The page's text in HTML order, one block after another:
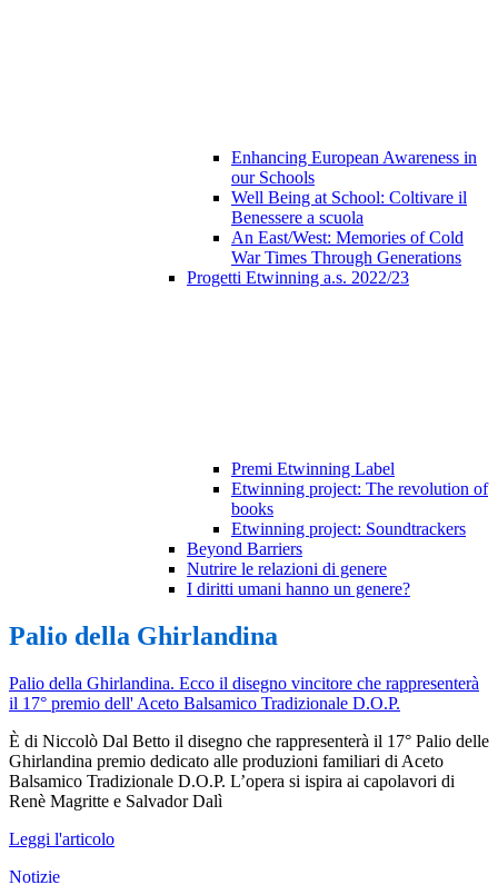
Enhancing European Awareness in
our Schools
Well Being at School: Coltivare il
Benessere a scuola
An East/West: Memories of Cold
War Times Through Generations
Progetti Etwinning a.s. 2022/23
Premi Etwinning Label
Etwinning project: The revolution of
books
Etwinning project: Soundtrackers
Beyond Barriers
Nutrire le relazioni di genere
I diritti umani hanno un genere?
Palio della Ghirlandina
Palio della Ghirlandina. Ecco il disegno vincitore che rappresenterà
il 17° premio dell' Aceto Balsamico Tradizionale D.O.P.
È di Niccolò Dal Betto il disegno che rappresenterà il 17° Palio delle
Ghirlandina premio dedicato alle produzioni familiari di Aceto
Balsamico Tradizionale D.O.P. L’opera si ispira ai capolavori di
Renè Magritte e Salvador Dalì
Leggi l'articolo
Notizie